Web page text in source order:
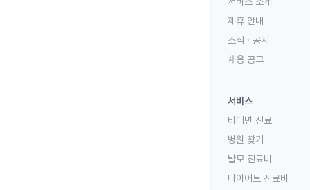
제휴 안내
소식 · 공지
채용 공고
서비스
비대면 진료
병원 찾기
탈모 진료비
다이어트 진료비